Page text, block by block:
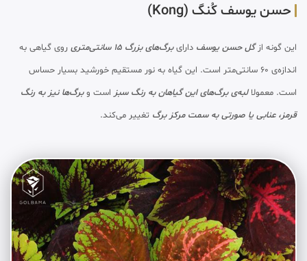
حسن یوسف کُنگ (Kong)
این گونه ازگل حسن یوسف دارای برگ‌های بزرگ 15 سانتی‌متری
روی گیاهی به
اندازه‌ی 60 سانتی‌متر است. این گیاه به نور مستقیم خورشید بسیار حساس
است. معمولالبه‌ی برگ‌های این گیاهان به رنگ سبزاست وبرگ‌ها نیز به رنگ
قرمز، عنابی یا صورتی به سمت مرکز برگ تغییر می‌کند.